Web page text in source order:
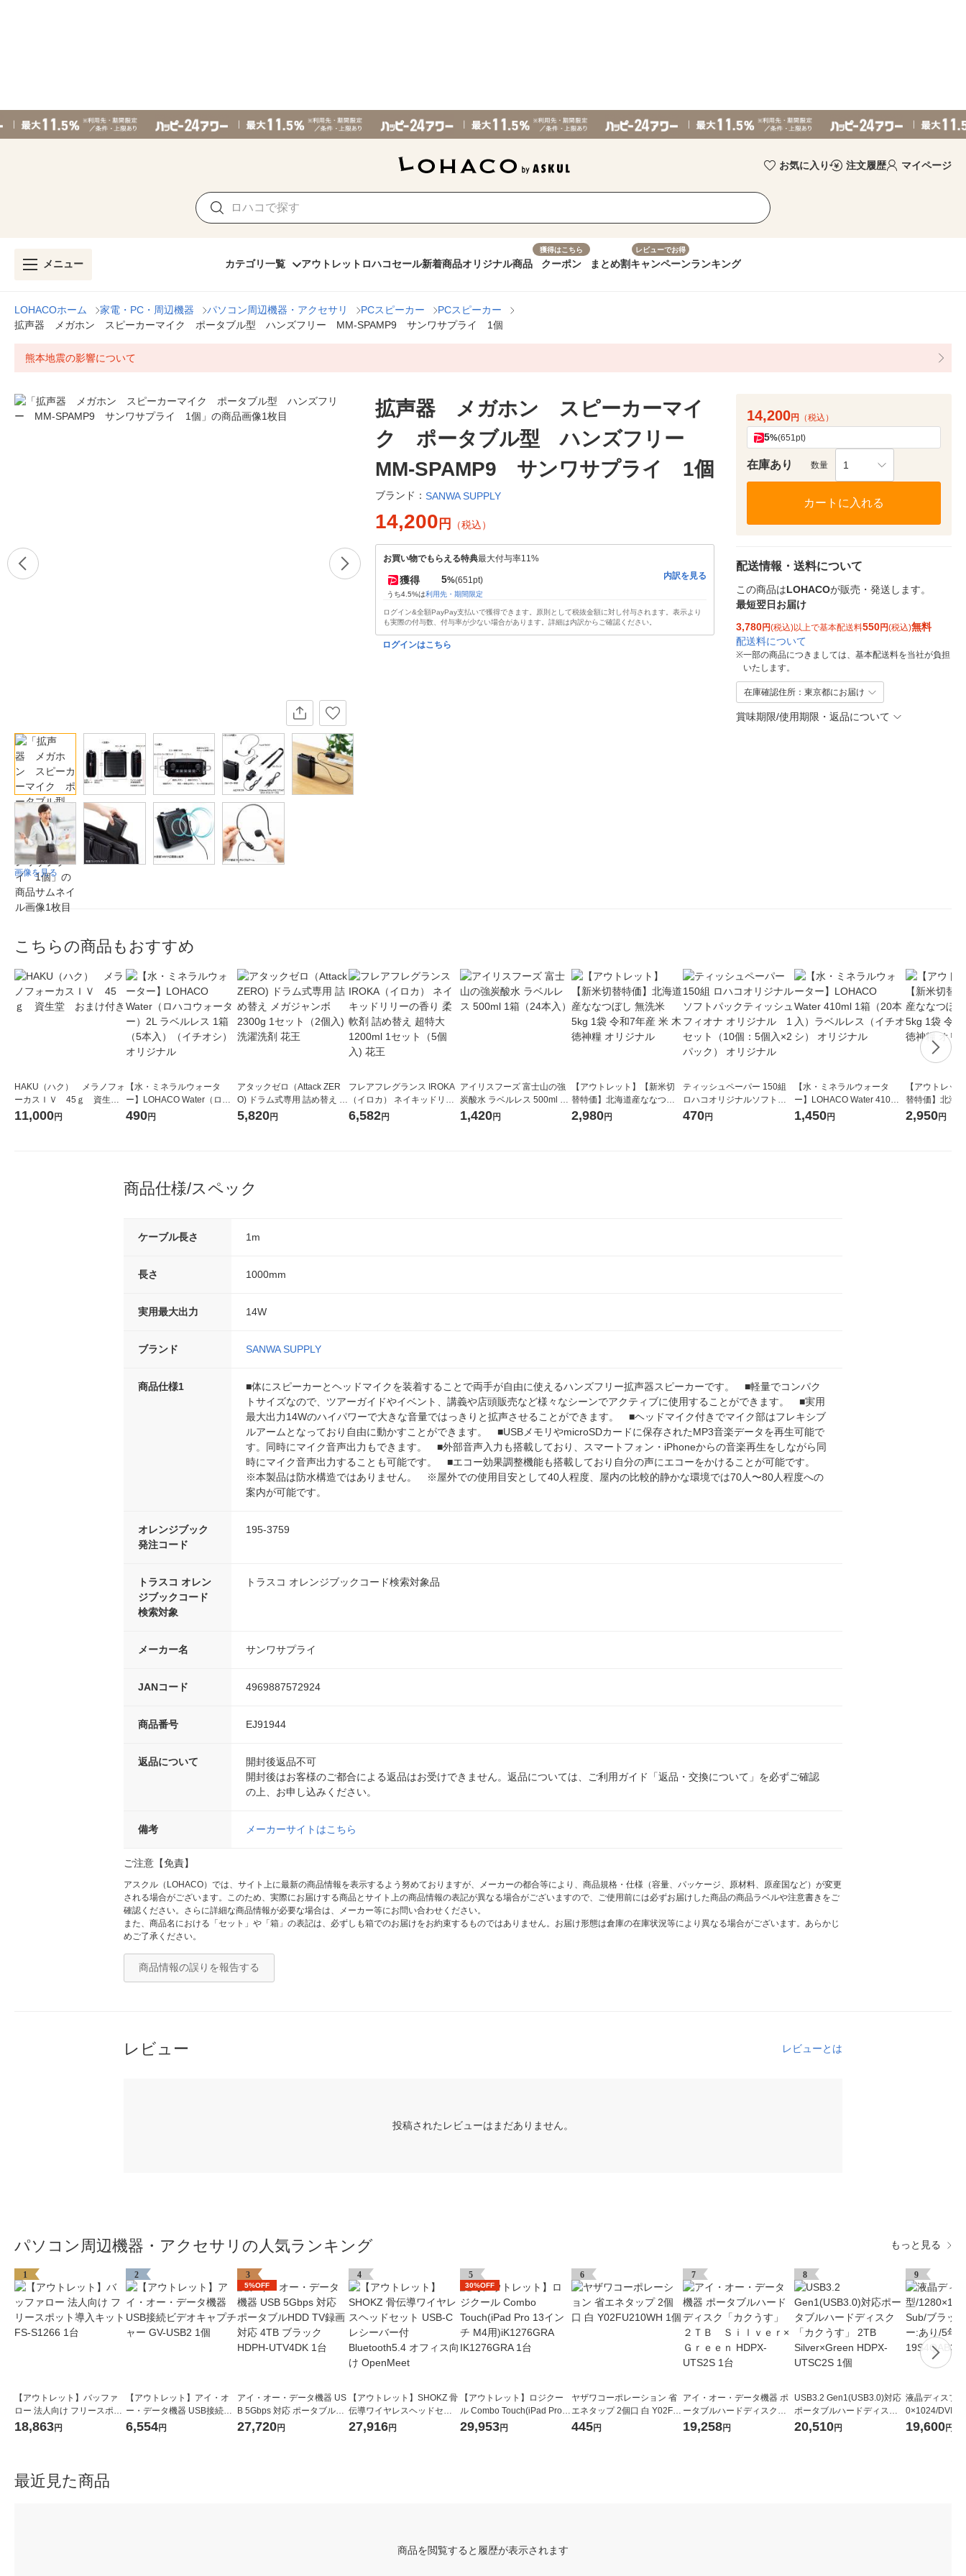
お気に入り 注文履歴 マイページ
メニュー カテゴリ一覧 アウトレット ロハコセール新着商品オリジナル商品
獲得はこちら
クーポン まとめ割
レビューでお得
キャンペーンランキング
LOHACOホーム 家電・PC・周辺機器 パソコン周辺機器・アクセサリ PCスピーカー
PCスピーカー
拡声器 メガホン スピーカーマイク ポータブル型 ハンズフリー MM-SPAMP9 サンワサプライ 1個
熊本地震の影響について
画像を見る
拡声器 メガホン スピーカーマイ
ク ポータブル型 ハンズフリー
MM-SPAMP9 サンワサプライ 1個
ブランド： SANWA SUPPLY
14,200 円 （税込）
お買い物でもらえる特典最大付与率11%
獲得 5%(651pt)
うち4.5%は利用先・期間限定
内訳を見る
ログイン&全額PayPay支払いで獲得できます。原則として税抜金額に対し付与されます。表示より
も実際の付与数、付与率が少ない場合があります。詳細は内訳からご確認ください。
ログインはこちら
14,200円 （税込）
5%(651pt)
在庫あり 数量 1
カートに入れる
配送情報・送料について
この商品はLOHACOが販売・発送します。
最短翌日お届け
3,780円(税込)以上で基本配送料550円(税込)無料
配送料について
※一部の商品につきましては、基本配送料を当社が負担
いたします。
在庫確認住所：東京都にお届け
賞味期限/使用期限・返品について
こちらの商品もおすすめ
HAKU（ハク） メラノフォ
ーカスＩＶ 45ｇ 資生
堂 おまけ付き
11,000円
【水・ミネラルウォータ
ー】LOHACO Water（ロハ
コウォーター）2L ラベルレ
490円
アタックゼロ（Attack ZER
O) ドラム式専用 詰め替え メ
ガジャンボ 2300g 1セット
（2個入) 洗濯洗剤 花王
5,820円
フレアフレグランス IROKA
（イロカ） ネイキッドリリ
ーの香り 柔軟剤 詰め替え 超
特大 1200ml 1セット（5個
6,582円
アイリスフーズ 富士山の強
炭酸水 ラベルレス 500ml 1
箱（24本入）
1,420円
【アウトレット】【新米切
替特価】北海道産ななつぼ
し 無洗米 5kg 1袋 令和7年産
米 木徳神糧 オリジナル
2,980円
ティッシュペーパー 150組
ロハコオリジナルソフトパ
ックティッシュ フィオナ オ
470円
【水・ミネラルウォータ
ー】LOHACO Water 410ml
1箱（20本入）ラベルレス
（イチオシ） オリジナル
1,450円
【アウトレッ
替特価】北海
し 精白米 5kg
米 木徳神糧 オ
2,950円
商品仕様/スペック
ケーブル長さ 1m
長さ 1000mm
実用最大出力 14W
ブランド SANWA SUPPLY
商品仕様1
■体にスピーカーとヘッドマイクを装着することで両手が自由に使えるハンズフリー拡声器スピーカーです。 ■軽量でコンパク
トサイズなので、ツアーガイドやイベント、講義や店頭販売など様々なシーンでアクティブに使用することができます。 ■実用
最大出力14Wのハイパワーで大きな音量ではっきりと拡声させることができます。 ■ヘッドマイク付きでマイク部はフレキシブ
ルアームとなっており自由に動かすことができます。 ■USBメモリやmicroSDカードに保存されたMP3音楽データを再生可能で
す。同時にマイク音声出力もできます。 ■外部音声入力も搭載しており、スマートフォン・iPhoneからの音楽再生をしながら同
時にマイク音声出力することも可能です。 ■エコー効果調整機能も搭載しており自分の声にエコーをかけることが可能です。
※本製品は防水構造ではありません。 ※屋外での使用目安として40人程度、屋内の比較的静かな環境では70人〜80人程度への
案内が可能です。
オレンジブック
発注コード
195-3759
トラスコ オレン
ジブックコード
検索対象
トラスコ オレンジブックコード検索対象品
メーカー名 サンワサプライ
JANコード 4969887572924
商品番号 EJ91944
返品について
開封後返品不可
開封後はお客様のご都合による返品はお受けできません。返品については、ご利用ガイド「返品・交換について」を必ずご確認
の上、お申し込みください。
備考 メーカーサイトはこちら
ご注意【免責】
アスクル（LOHACO）では、サイト上に最新の商品情報を表示するよう努めておりますが、メーカーの都合等により、商品規格・仕様（容量、パッケージ、原材料、原産国など）が変更
される場合がございます。このため、実際にお届けする商品とサイト上の商品情報の表記が異なる場合がございますので、ご使用前には必ずお届けした商品の商品ラベルや注意書きをご
確認ください。さらに詳細な商品情報が必要な場合は、メーカー等にお問い合わせください。
また、商品名における「セット」や「箱」の表記は、必ずしも箱でのお届けをお約束するものではありません。お届け形態は倉庫の在庫状況等により異なる場合がございます。あらかじ
めご了承ください。
商品情報の誤りを報告する
レビュー レビューとは
投稿されたレビューはまだありません。
パソコン周辺機器・アクセサリの人気ランキング もっと見る
1
【アウトレット】バッファ
ロー 法人向け フリースポッ
ト導入キット FS-S1266 1台
18,863円
2
【アウトレット】アイ・オ
ー・データ機器 USB接続ビ
デオキャプチャー GV-USB2
1個
6,554円
3
5%OFF
アイ・オー・データ機器 US
B 5Gbps 対応 ポータブルHD
D TV録画対応 4TB ブラック
HDPH-UTV4DK 1台
27,720円
4
【アウトレット】SHOKZ 骨
伝導ワイヤレスヘッドセッ
ト USB-Cレシーバー付 Blue
tooth5.4 オフィス向け Open
27,916円
5
30%OFF
【アウトレット】ロジクー
ル Combo Touch(iPad Pro 1
3インチ M4用)iK1276GRA I
K1276GRA 1台
29,953円
6
ヤザワコーポレーション 省
エネタップ 2個口 白 Y02FU
210WH 1個
445円
7
アイ・オー・データ機器 ポ
ータブルハードディスク
「カクうす」 ２ＴＢ Ｓ
ｉｌｖｅｒ×Ｇｒｅｅｎ HD
19,258円
8
USB3.2 Gen1(USB3.0)対応
ポータブルハードディスク
「カクうす」 2TB Silver×Gr
een HDPX-UTSC2S 1個
20,510円
9
液晶ディスプ
0×1024/DVI、
ック/スピーカ
フル保証
19,600円
最近見た商品
商品を閲覧すると履歴が表示されます